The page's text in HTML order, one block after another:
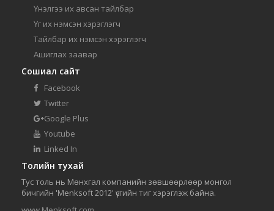
Үнэлгээ их авсан тайлбар
Үг их нэмсэн хэрэглэгч
Тайлбар их нэмсэн хэрэглэгч
Ашиглах заавар
Сошиал сайт
Facebook
Twitter
Google Plus
Youtube
Linked In
Толийн тухай
Тус толь нь Мөнхгал компанийн зөвшөөрлөөр монгол
бичгийн 'Menksoft 2012' үсгийн тиг хэрэглэж байна.